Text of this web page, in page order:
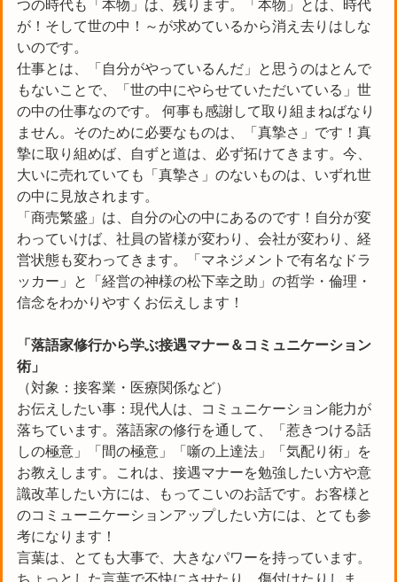
つの時代も「本物」は、残ります。「本物」とは、時代
が！そして世の中！～が求めているから消え去りはしな
いのです。
仕事とは、「自分がやっているんだ」と思うのはとんで
もないことで、「世の中にやらせていただいている」世
の中の仕事なのです。 何事も感謝して取り組まねばなり
ません。そのために必要なものは、「真摯さ」です！真
摯に取り組めば、自ずと道は、必ず拓けてきます。今、
大いに売れていても「真摯さ」のないものは、いずれ世
の中に見放されます。
「商売繁盛」は、自分の心の中にあるのです！自分が変
わっていけば、社員の皆様が変わり、会社が変わり、経
営状態も変わってきます。「マネジメントで有名なドラ
ッカー」と「経営の神様の松下幸之助」の哲学・倫理・
信念をわかりやすくお伝えします！
「落語家修行から学ぶ接遇マナー＆コミュニケーション
術」
（対象：接客業・医療関係など）
お伝えしたい事：現代人は、コミュニケーション能力が
落ちています。落語家の修行を通して、「惹きつける話
しの極意」「間の極意」「噺の上達法」「気配り術」を
お教えします。これは、接遇マナーを勉強したい方や意
識改革したい方には、もってこいのお話です。お客様と
のコミューニケーションアップしたい方には、とても参
考になります！
言葉は、とても大事で、大きなパワーを持っています。
ちょっとした言葉で不快にさせたり、傷付けたりしま